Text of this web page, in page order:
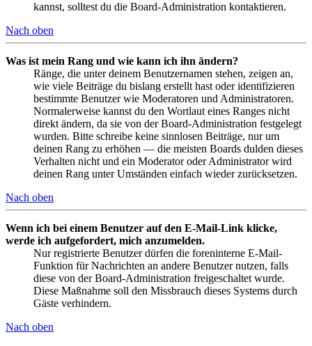
kannst, solltest du die Board-Administration kontaktieren.
Nach oben
Was ist mein Rang und wie kann ich ihn ändern?
Ränge, die unter deinem Benutzernamen stehen, zeigen an,
wie viele Beiträge du bislang erstellt hast oder identifizieren
bestimmte Benutzer wie Moderatoren und Administratoren.
Normalerweise kannst du den Wortlaut eines Ranges nicht
direkt ändern, da sie von der Board-Administration festgelegt
wurden. Bitte schreibe keine sinnlosen Beiträge, nur um
deinen Rang zu erhöhen — die meisten Boards dulden dieses
Verhalten nicht und ein Moderator oder Administrator wird
deinen Rang unter Umständen einfach wieder zurücksetzen.
Nach oben
Wenn ich bei einem Benutzer auf den E-Mail-Link klicke,
werde ich aufgefordert, mich anzumelden.
Nur registrierte Benutzer dürfen die foreninterne E-Mail-
Funktion für Nachrichten an andere Benutzer nutzen, falls
diese von der Board-Administration freigeschaltet wurde.
Diese Maßnahme soll den Missbrauch dieses Systems durch
Gäste verhindern.
Nach oben